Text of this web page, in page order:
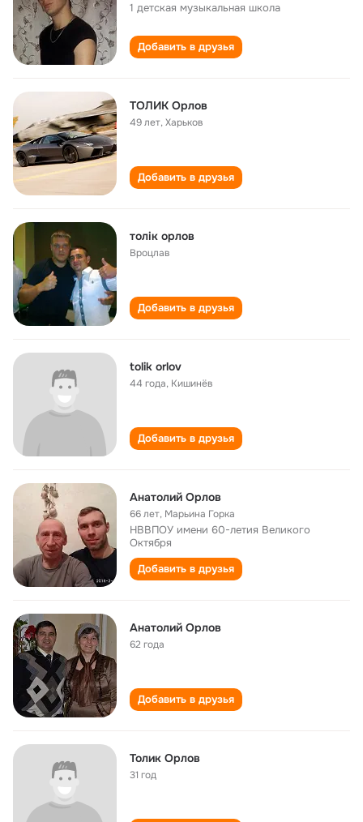
1 детская музыкальная школа
Добавить в друзья
ТОЛИК Орлов
49 лет,Харьков
Добавить в друзья
толік орлов
Вроцлав
Добавить в друзья
tolik orlov
44 года, Кишинёв
Добавить в друзья
Анатолий Орлов
66 лет, Марьина Горка
НВВПОУ имени 60-летия Великого
Октября
Добавить в друзья
Анатолий Орлов
62 года
Добавить в друзья
Толик Орлов
31 год